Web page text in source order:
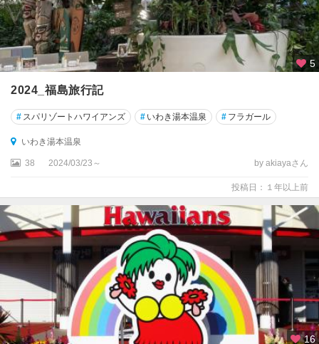
5
2024_福島旅行記
# スパリゾートハワイアンズ # いわき湯本温泉 # フラガール
いわき湯本温泉
38 2024/03/23～ by akiayaさん
投稿日：１年以上前
16